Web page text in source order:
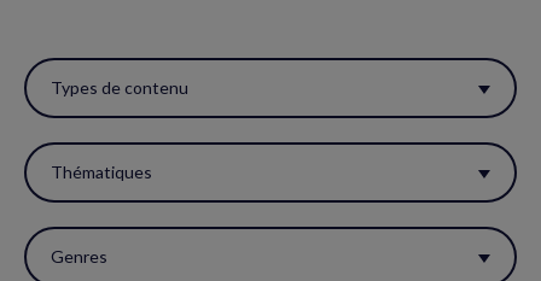
ces
filtres
pour
réactualiser
la
page.
Types de contenu
Thématiques
Genres